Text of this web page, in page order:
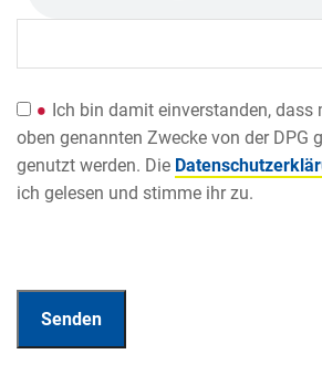
Ich bin damit einverstanden, dass
oben genannten Zwecke von der DPG
genutzt werden. Die
ich gelesen und stimme ihr zu.